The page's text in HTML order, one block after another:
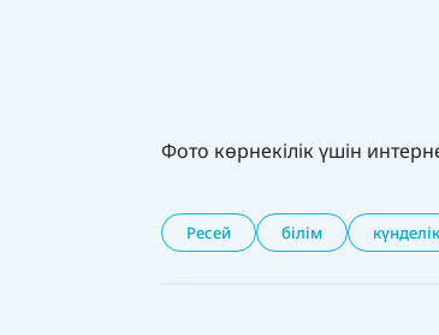
Фото көрнекілік үшін
Ресей білім